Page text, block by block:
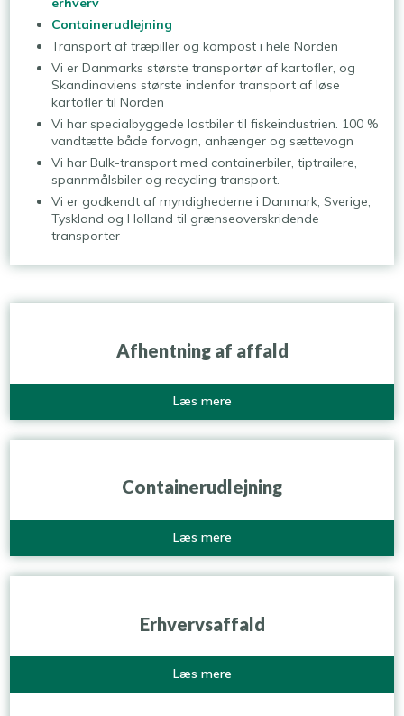
Containerudlejning
Transport af træpiller og kompost i hele Norden
Vi er Danmarks største transportør af kartofler, og
Skandinaviens største indenfor transport af løse
kartofler til Norden
Vi har specialbyggede lastbiler til fiskeindustrien. 100 %
vandtætte både forvogn, anhænger og sættevogn
Vi har Bulk-transport med containerbiler, tiptrailere,
spannmålsbiler og recycling transport.
Vi er godkendt af myndighederne i Danmark, Sverige,
Tyskland og Holland til grænseoverskridende
transporter
Afhentning af affald​
​Læs mere
Containerudlejning​
​Læs mere
Erhvervsaffald​
​Læs mere